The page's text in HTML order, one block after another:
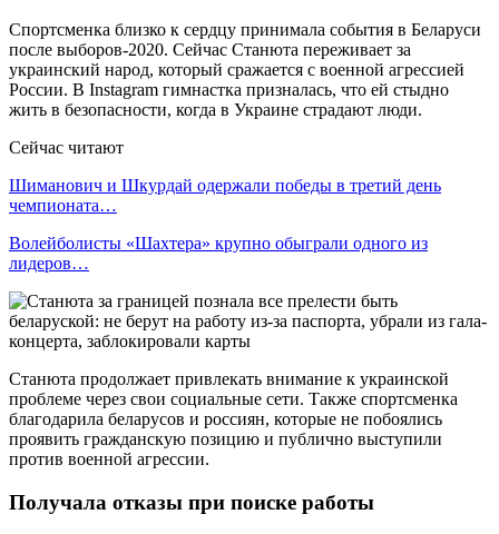
Спортсменка близко к сердцу принимала события в Беларуси
после выборов-2020. Сейчас Станюта переживает за
украинский народ, который сражается с военной агрессией
России. В Instagram гимнастка призналась, что ей стыдно
жить в безопасности, когда в Украине страдают люди.
Сейчас читают
Шиманович и Шкурдай одержали победы в третий день
чемпионата…
Волейболисты «Шахтера» крупно обыграли одного из
лидеров…
Станюта продолжает привлекать внимание к украинской
проблеме через свои социальные сети. Также спортсменка
благодарила беларусов и россиян, которые не побоялись
проявить гражданскую позицию и публично выступили
против военной агрессии.
Получала отказы при поиске работы